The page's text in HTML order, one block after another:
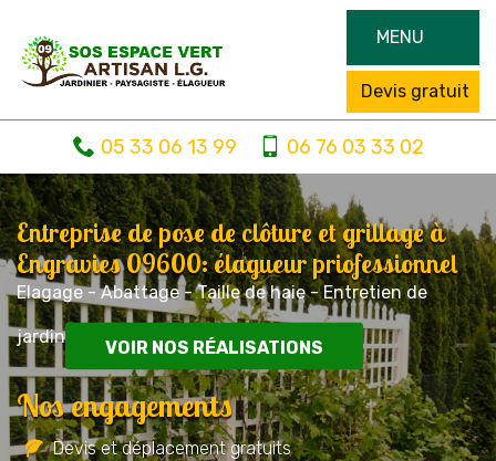
MENU
Devis gratuit
05 33 06 13 99 06 76 03 33 02
Entreprise de pose de clôture et grillage à
Engravies 09600: élagueur priofessionnel
Elagage - Abattage - Taille de haie - Entretien de
jardin
VOIR NOS RÉALISATIONS
Nos engagements
Devis et déplacement gratuits